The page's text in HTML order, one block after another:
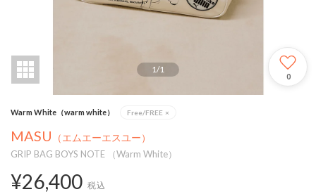
1/1
0
Warm White（warm white） Free/FREE ×
MASU （エムエーエスユー）
GRIP BAG BOYS NOTE （Warm White）
¥26,400 税込